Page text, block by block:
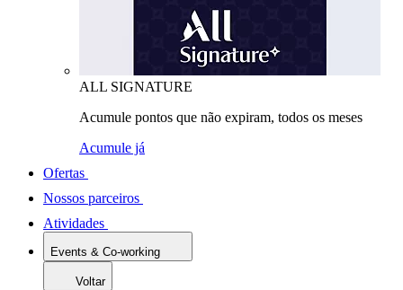
ALL SIGNATURE
Acumule pontos que não expiram, todos os meses
Acumule já
Ofertas
Nossos parceiros
Atividades
Events & Co-working
Voltar